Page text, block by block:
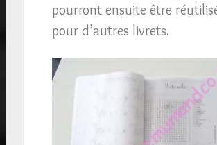
pourront ensuite être
pour d’autres livrets.